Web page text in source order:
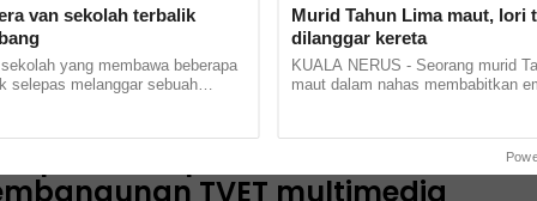
baru ini.Karnival yang...
pencetus pendidikan literasi
TVET multimedia
van sekolah terbalik
yang membawa beberapa
selepas melanggar sebuah
Murid Tahun Lima maut, lori
dilanggar kereta
KUALA NERUS - Seorang murid
maut dalam nahas membabitkan